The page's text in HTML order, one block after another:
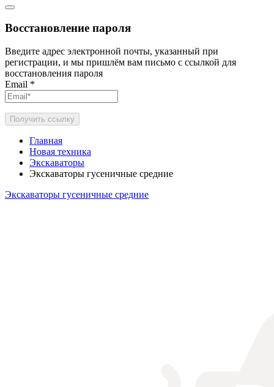
Восстановление пароля
Введите адрес электронной почты, указанный при
регистрации, и мы пришлём вам письмо с ссылкой для
восстановления пароля
Email *
Получить ссылку
Главная
Новая техника
Экскаваторы
Экскаваторы гусеничные средние
Экскаваторы гусеничные средние